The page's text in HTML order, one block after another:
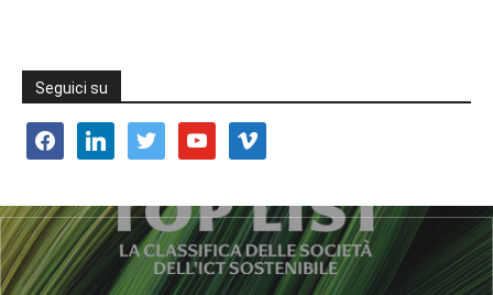
Seguici su
facebooklinkedin twitter youtube vimeo